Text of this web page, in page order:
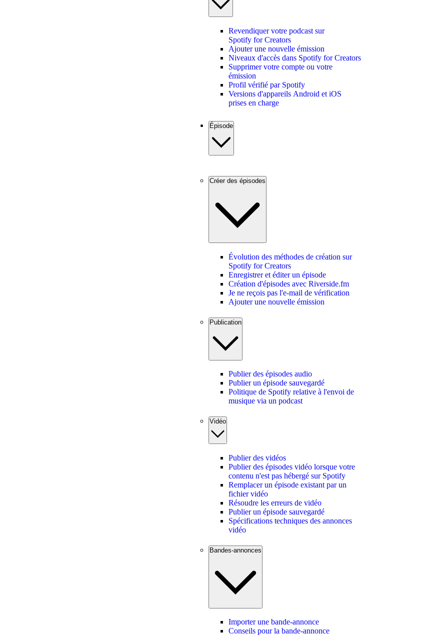
Revendiquer votre podcast sur
Spotify for Creators
Ajouter une nouvelle émission
Niveaux d'accès dans Spotify for Creators
Supprimer votre compte ou votre
émission
Profil vérifié par Spotify
Versions d'appareils Android et iOS
prises en charge
Épisode
Créer des épisodes
Évolution des méthodes de création sur
Spotify for Creators
Enregistrer et éditer un épisode
Création d'épisodes avec Riverside.fm
Je ne reçois pas l'e-mail de vérification
Ajouter une nouvelle émission
Publication
Publier des épisodes audio
Publier un épisode sauvegardé
Politique de Spotify relative à l'envoi de
musique via un podcast
Vidéo
Publier des vidéos
Publier des épisodes vidéo lorsque votre
contenu n'est pas hébergé sur Spotify
Remplacer un épisode existant par un
fichier vidéo
Résoudre les erreurs de vidéo
Publier un épisode sauvegardé
Spécifications techniques des annonces
vidéo
Bandes-annonces
Importer une bande-annonce
Conseils pour la bande-annonce